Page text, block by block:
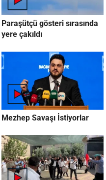
Paraşütçü gösteri sırasında
yere çakıldı
Mezhep Savaşı İstiyorlar